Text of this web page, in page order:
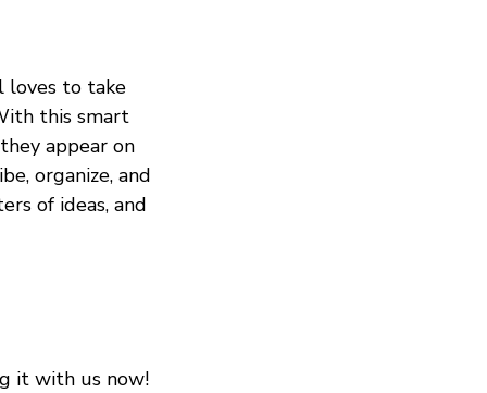
loves to take
this smart
appear on
organize, and
of ideas, and
it with us now!